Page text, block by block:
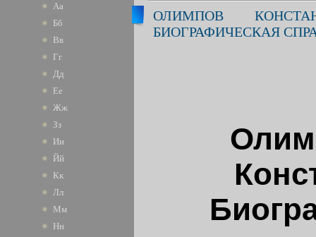
Аа
Бб
Вв
Гг
Дд
Ее
Жж
Зз
Ии
Йй
Кк
Лл
Мм
Нн
ОЛИМПОВ
БИОГРАФИЧЕСКАЯ